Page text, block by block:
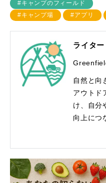
#キャンプのフィールド
#キャンプ場
#アプリ
ライター
自然と向
アウトド
け、自分
向上につ